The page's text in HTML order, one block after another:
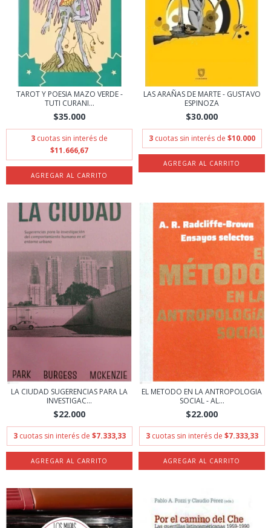
TAROT Y POESIA MAZO VERDE -
TUTI CURANI...
$35.000
3 cuotas sin interés de
$11.666,67
LAS ARAÑAS DE MARTE - GUSTAVO
ESPINOZA
$30.000
3 cuotas sin interés de $10.000
LA CIUDAD SUGERENCIAS PARA LA
INVESTIGAC...
$22.000
3 cuotas sin interés de $7.333,33
EL METODO EN LA ANTROPOLOGIA
SOCIAL - AL...
$22.000
3 cuotas sin interés de $7.333,33